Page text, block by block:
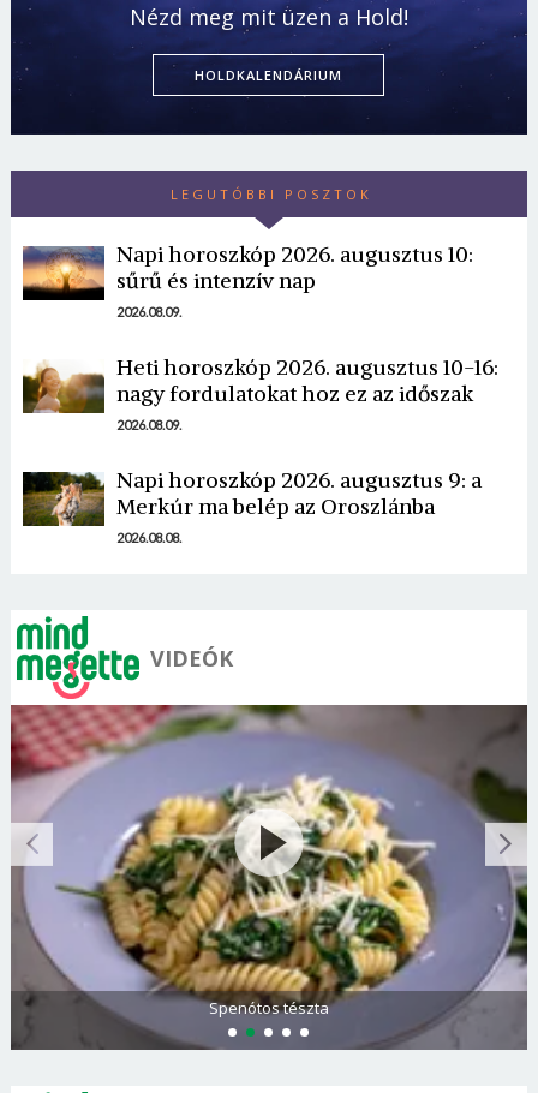
Nézd meg mit üzen a Hold!
HOLDKALENDÁRIUM
LEGUTÓBBI POSZTOK
Napi horoszkóp 2026. augusztus 10:
sűrű és intenzív nap
2026.08.09.
Heti horoszkóp 2026. augusztus 10-16:
nagy fordulatokat hoz ez az időszak
2026.08.09.
Napi horoszkóp 2026. augusztus 9: a
Merkúr ma belép az Oroszlánba
2026.08.08.
VIDEÓK
Spenótos tészta
Borsonline bejelentkezés
Mégse